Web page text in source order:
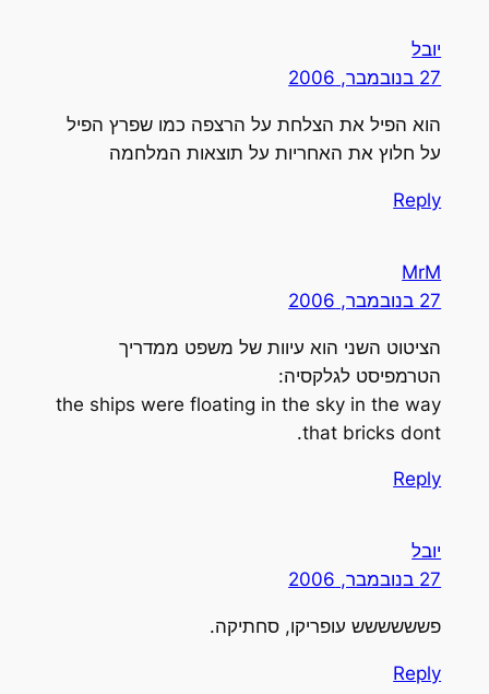
יובל
27 בנובמבר, 2006
הוא הפיל את הצלחת על הרצפה כמו שפרץ הפיל
על חלוץ את האחריות על תוצאות המלחמה
Reply
MrM
27 בנובמבר, 2006
הציטוט השני הוא עיוות של משפט ממדריך
הטרמפיסט לגלקסיה:
the ships were floating in the sky in the way
that bricks dont.
Reply
יובל
27 בנובמבר, 2006
פשששששש עופריקו, סחתיקה.
Reply